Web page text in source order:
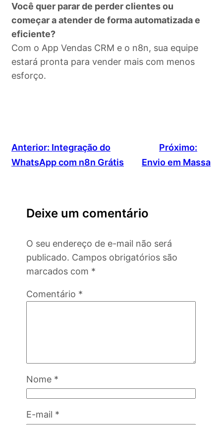
Você quer parar de perder clientes ou
começar a atender de forma automatizada e
eficiente?
Com o App Vendas CRM e o n8n, sua equipe
estará pronta para vender mais com menos
esforço.
Anterior: Integração do
WhatsApp com n8n Grátis
Próximo:
Envio em Massa
Deixe um comentário
O seu endereço de e-mail não será
publicado. Campos obrigatórios são
marcados com *
Comentário *
Nome *
E-mail *